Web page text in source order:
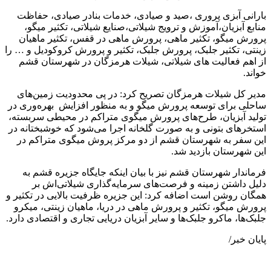
بارانی آبزی پروری ،صید و صیادی، خدمات بنادر صیادی، حفاظت
منابع آبزیان،آموزش و ترویج شیلاتی،صنایع شیلاتی، تکثیر میگو،
پرورش میگو، تکثیر ماهی، پرورش ماهی در قفس، تکثیر ماهیان
زینتی، تکثیر جلبک، پرورش جلبک، تکثیر و پرورش کروکودیل و … را
از اهم فعالیت های شیلاتی، شیلات هرمزگان در شهرستان قشم
خواند.
مدیر کل شیلات هرمزگان تصریح کرد: در پی محدودیت زمین‌های
ساحلی برای توسعه پرورش میگو و به منظور افزایش بهره‌وری در
تولید آبزیان، طرح‌های پرورش میگوی متراکم در محیطی سربسته،
استخرهای بتونی و به صورت گلخانه اجرا می‌شود که خوشبختانه در
این سفر به شهرستان قشم از دو مرکز پروش میگوی متراکم در
این شهرستان بازدید شد.
فرماندار شهرستان قشم نیز با بیان اینکه جایگاه جزیره قشم به
دلیل داشتن زمینه و فرصت‌های سرمایه‌گذاری شیلاتی‌اش بر
همگان روشن است اضافه کرد: این جزیره ظرفیت بالایی در تکثیر و
پرورش میگو، تکثیر و پرورش ماهی در دریا، ماهیان زینتی، میکرو
جلبک‌ها، ماکرو جلبک‌ها و سایر آبزیان دریایی تجاری و اقتصادی دارد.
پایان خبر/